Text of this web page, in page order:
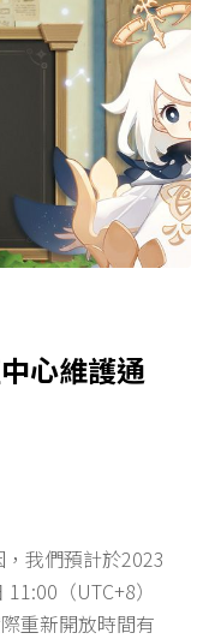
心維護通
我們預計於2023
（UTC+8）
重新開放時間有